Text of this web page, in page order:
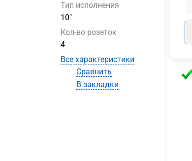
Тип исполнения
10"
Кол-во розеток
4
Все характеристики
Сравнить
В закладки